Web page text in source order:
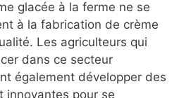
glacée à la ferme ne se
à la fabrication de crème
Les agriculteurs qui
dans ce secteur
également développer des
innovantes pour se